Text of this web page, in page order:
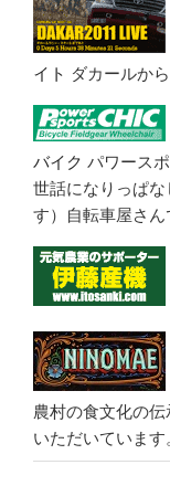
イト ダカールか
バイク パワース
世話になりっぱ
す）自転車屋さん
農村の食文化の
いただいています